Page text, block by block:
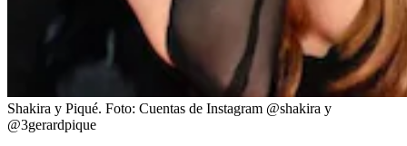
Shakira y Piqué. Foto: Cuentas de Instagram @shakira y
@3gerardpique